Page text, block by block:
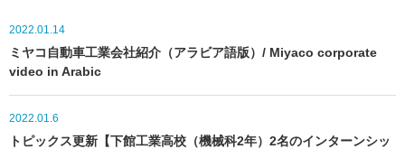
2022.01.14
ミヤコ自動車工業会社紹介（アラビア語版）/ Miyaco corporate
video in Arabic
2022.01.6
トピックス更新【下館工業高校（機械科2年）2名のインターンシッ